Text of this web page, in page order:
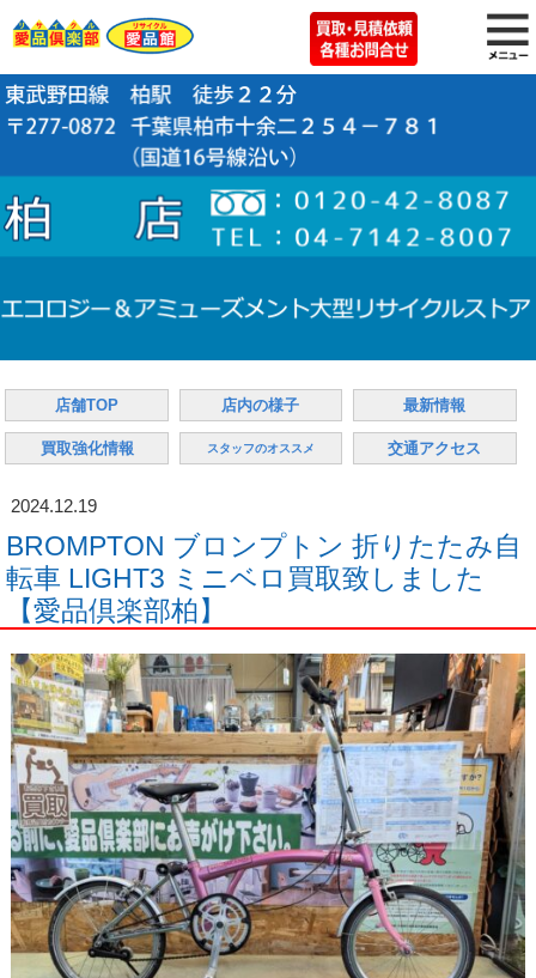
店舗TOP 店内の様子 最新情報
買取強化情報 スタッフのオススメ 交通アクセス
2024.12.19
BROMPTON ブロンプトン 折りたたみ自
転車 LIGHT3 ミニベロ買取致しました
【愛品倶楽部柏】